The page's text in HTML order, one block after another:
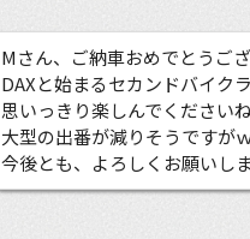
Mさん、ご納車おめでとうご
DAXと始まるセカンドバイクラ
思いっきり楽しんでくださいね
大型の出番が減りそうですが
今後とも、よろしくお願いし